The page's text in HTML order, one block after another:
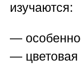
изучаются:
—
— цветовая